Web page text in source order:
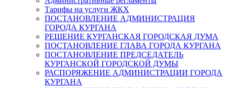
Тарифы на услуги ЖКХ
ПОСТАНОВЛЕНИЕ АДМИНИСТРАЦИЯ
ГОРОДА КУРГАНА
РЕШЕНИЕ КУРГАНСКАЯ ГОРОДСКАЯ ДУМА
ПОСТАНОВЛЕНИЕ ГЛАВА ГОРОДА КУРГАНА
ПОСТАНОВЛЕНИЕ ПРЕДСЕДАТЕЛЬ
КУРГАНСКОЙ ГОРОДСКОЙ ДУМЫ
РАСПОРЯЖЕНИЕ АДМИНИСТРАЦИИ ГОРОДА
КУРГАНА